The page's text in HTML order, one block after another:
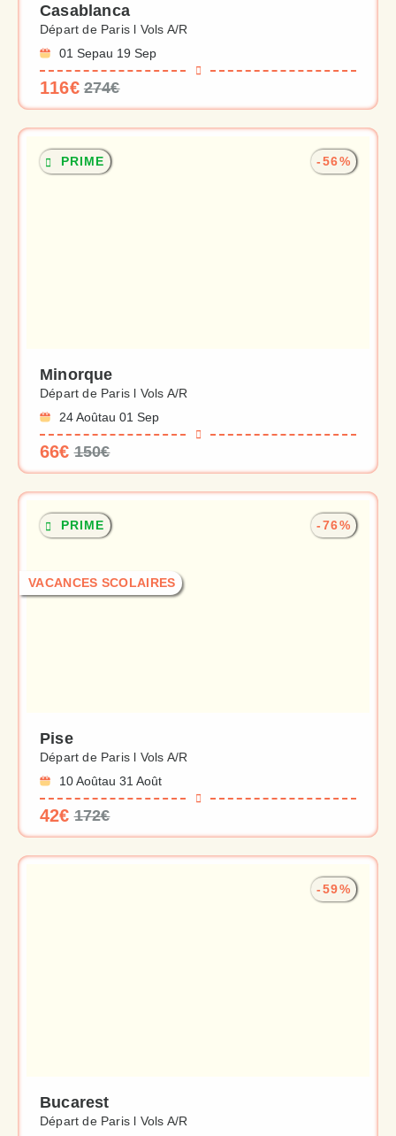
Casablanca
Départ de Paris l Vols A/R
01 Sepau 19 Sep
116€ 274€
PRIME -56%
Minorque
Départ de Paris l Vols A/R
24 Aoûtau 01 Sep
66€ 150€
PRIME
VACANCES SCOLAIRES
-76%
Pise
Départ de Paris l Vols A/R
10 Aoûtau 31 Août
42€ 172€
-59%
Bucarest
Départ de Paris l Vols A/R